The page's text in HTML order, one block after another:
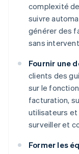
complexité
suivre
générer des
sans
Fournir une
clients des
sur le
facturation,
utilisateurs et
surveiller et
Former les